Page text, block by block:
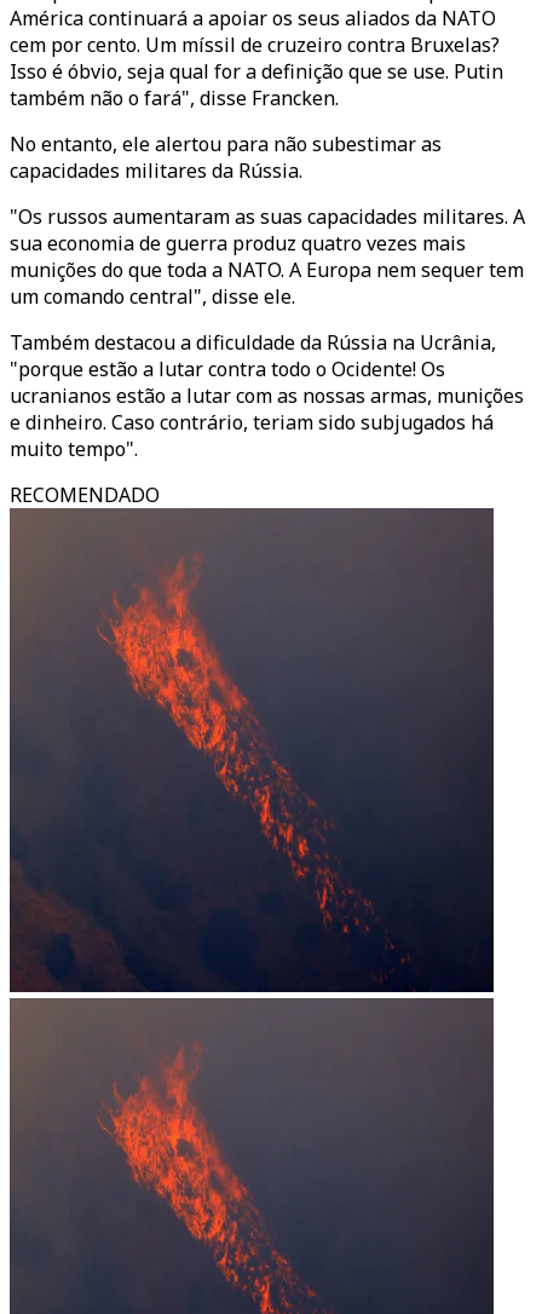
América continuará a apoiar os seus aliados da NATO
cem por cento. Um míssil de cruzeiro contra Bruxelas?
Isso é óbvio, seja qual for a definição que se use. Putin
também não o fará", disse Francken.
No entanto, ele alertou para não subestimar as
capacidades militares da Rússia.
"Os russos aumentaram as suas capacidades militares. A
sua economia de guerra produz quatro vezes mais
munições do que toda a NATO. A Europa nem sequer tem
um comando central", disse ele.
Também destacou a dificuldade da Rússia na Ucrânia,
"porque estão a lutar contra todo o Ocidente! Os
ucranianos estão a lutar com as nossas armas, munições
e dinheiro. Caso contrário, teriam sido subjugados há
muito tempo".
RECOMENDADO